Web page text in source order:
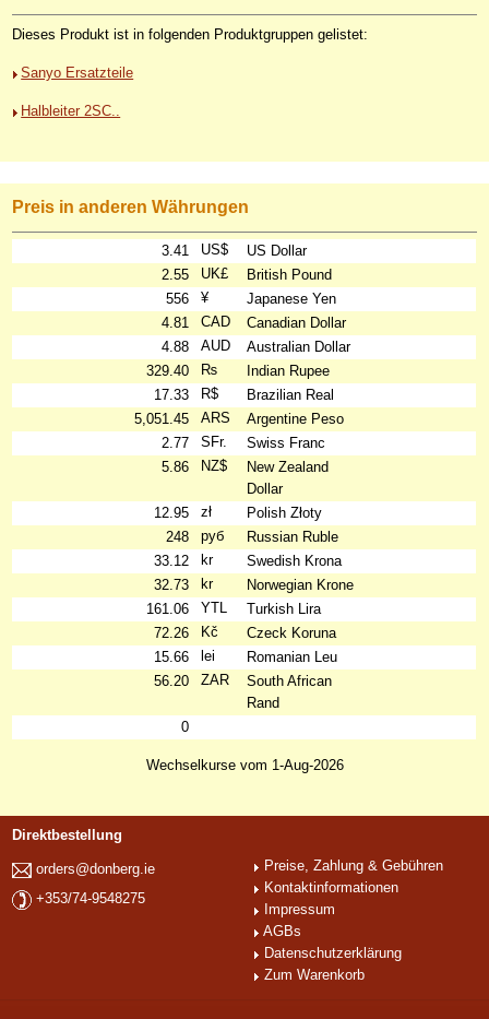
Dieses Produkt ist in folgenden Produktgruppen gelistet:
Sanyo Ersatzteile
Halbleiter 2SC..
Preis in anderen Währungen
3.41 US$
US Dollar
2.55
UK£
British Pound
556
¥
Japanese Yen
4.81
CAD
Canadian Dollar
4.88
AUD
Australian Dollar
329.40
₨
Indian Rupee
17.33
R$
Brazilian Real
5,051.45
ARS
Argentine Peso
2.77
SFr.
Swiss Franc
5.86
NZ$
New Zealand
Dollar
12.95
zł
Polish Złoty
248
руб
Russian Ruble
33.12
kr
Swedish Krona
32.73
kr
Norwegian Krone
161.06
YTL
Turkish Lira
72.26
Kč
Czeck Koruna
15.66
lei
Romanian Leu
56.20
ZAR
South African
Rand
0
Wechselkurse vom 1-Aug-2026
Direktbestellung
orders@donberg.ie
+353/74-9548275
Preise, Zahlung & Gebühren
Kontaktinformationen
Impressum
AGBs
Datenschutzerklärung
Zum Warenkorb